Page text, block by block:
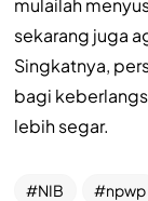
sekarang juga
Singkatnya,
bagi
lebih segar.
NIB npwp